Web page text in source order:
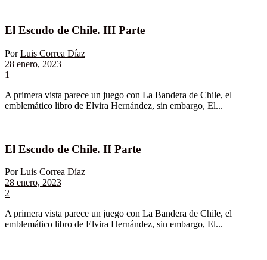
El Escudo de Chile. III Parte
Por Luis Correa Díaz
28 enero, 2023
1
A primera vista parece un juego con La Bandera de Chile, el
emblemático libro de Elvira Hernández, sin embargo, El...
El Escudo de Chile. II Parte
Por Luis Correa Díaz
28 enero, 2023
2
A primera vista parece un juego con La Bandera de Chile, el
emblemático libro de Elvira Hernández, sin embargo, El...